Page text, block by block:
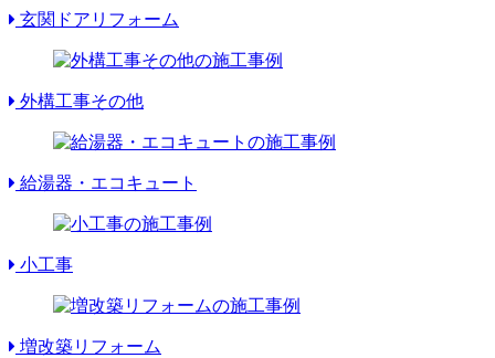
玄関ドアリフォーム
外構工事その他
給湯器・エコキュート
小工事
増改築リフォーム